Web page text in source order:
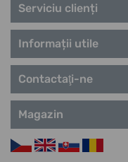
Serviciu clienți
Informații utile
Contactaţi-ne
Magazin